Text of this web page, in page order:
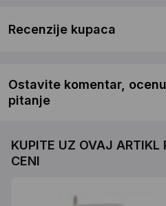
Recenzije kupaca
Ostavite komentar,
pitanje
KUPITE UZ OVAJ ARTIKL
CENI